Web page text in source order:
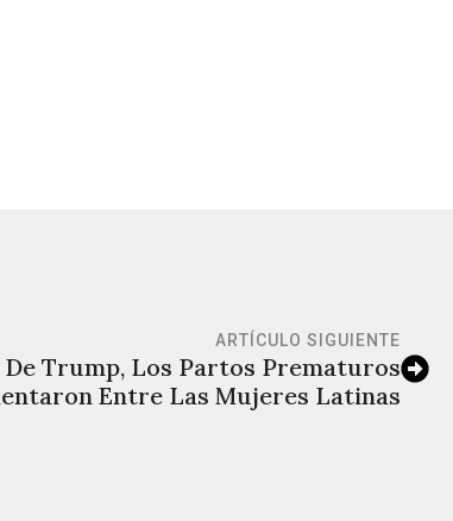
ARTÍCULO SIGUIENTE
De Trump, Los Partos Prematuros
Entre Las Mujeres Latinas